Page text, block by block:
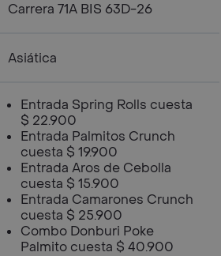
Carrera 71A BIS 63D-26
Asiática
Entrada Spring Rolls cuesta
$ 22.900
Entrada Palmitos Crunch
cuesta $ 19.900
Entrada Aros de Cebolla
cuesta $ 15.900
Entrada Camarones Crunch
cuesta $ 25.900
Combo Donburi Poke
Palmito cuesta $ 40.900